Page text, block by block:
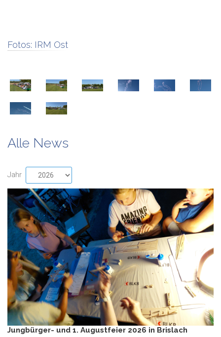
Fotos: IRM Ost
Alle News
Jahr
Jungbürger- und 1. Augustfeier 2026 in Brislach